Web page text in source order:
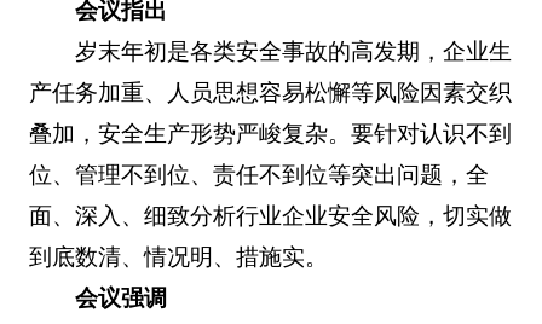
会议指出
岁末年初是各类安全事故的高发期，企业生
产任务加重、人员思想容易松懈等风险因素交织
叠加，安全生产形势严峻复杂。要针对认识不到
位、管理不到位、责任不到位等突出问题，全
面、深入、细致分析行业企业安全风险，切实做
到底数清、情况明、措施实。
会议强调